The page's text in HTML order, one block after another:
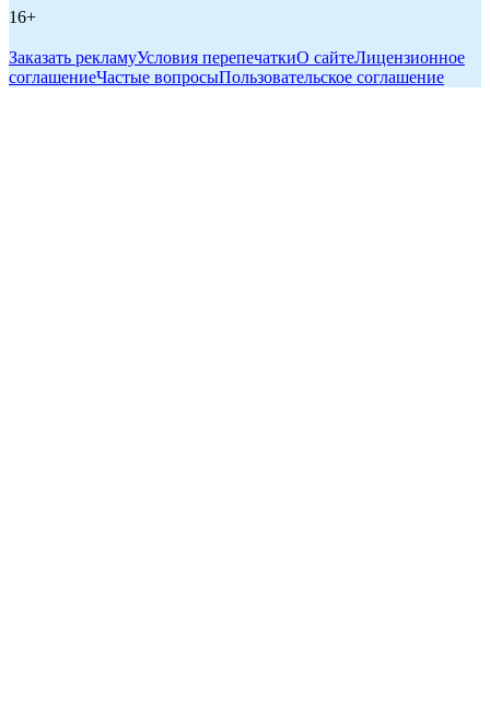
16+
Заказать рекламуУсловия перепечаткиО сайтеЛицензионное
соглашениеЧастые вопросыПользовательское соглашение